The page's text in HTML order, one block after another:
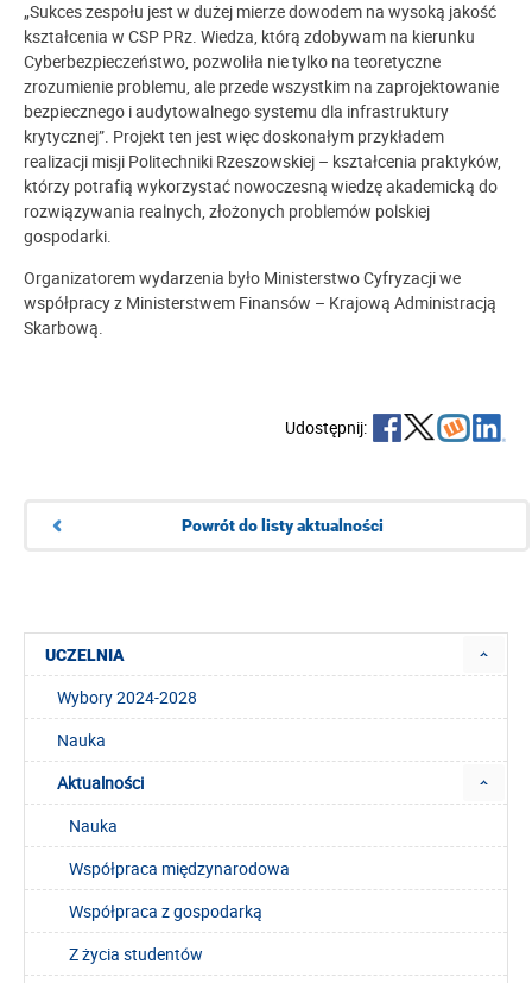
„Sukces zespołu jest w dużej mierze dowodem na wysoką jakość
kształcenia w CSP PRz. Wiedza, którą zdobywam na kierunku
Cyberbezpieczeństwo, pozwoliła nie tylko na teoretyczne
zrozumienie problemu, ale przede wszystkim na zaprojektowanie
bezpiecznego i audytowalnego systemu dla infrastruktury
krytycznej”. Projekt ten jest więc doskonałym przykładem
realizacji misji Politechniki Rzeszowskiej – kształcenia praktyków,
którzy potrafią wykorzystać nowoczesną wiedzę akademicką do
rozwiązywania realnych, złożonych problemów polskiej
gospodarki.
Organizatorem wydarzenia było Ministerstwo Cyfryzacji we
współpracy z Ministerstwem Finansów – Krajową Administracją
Skarbową.
Udostępnij:
Powrót do listy aktualności
UCZELNIA
Wybory 2024-2028
Nauka
Aktualności
Nauka
Współpraca międzynarodowa
Współpraca z gospodarką
Z życia studentów